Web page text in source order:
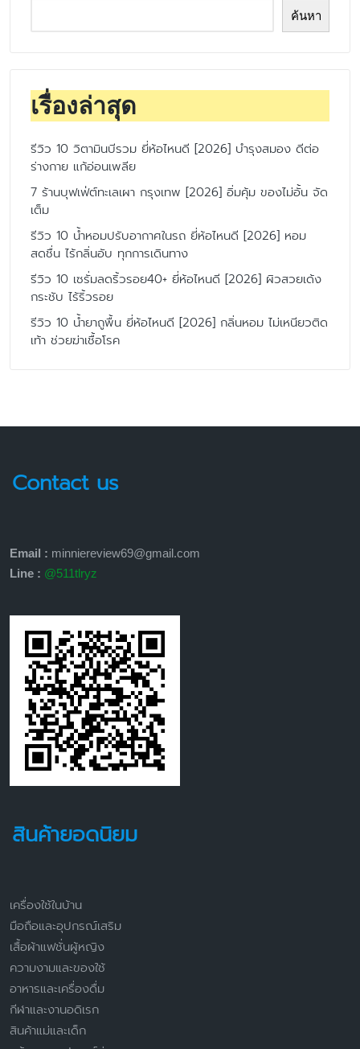
ค้นหา
เรื่องล่าสุด
รีวิว 10 วิตามินบีรวม ยี่ห้อไหนดี [2026] บำรุงสมอง ดีต่อ
ร่างกาย แก้อ่อนเพลีย
7 ร้านบุฟเฟ่ต์ทะเลเผา กรุงเทพ [2026] อิ่มคุ้ม ของไม่อั้น จัด
เต็ม
รีวิว 10 น้ำหอมปรับอากาศในรถ ยี่ห้อไหนดี [2026] หอม
สดชื่น ไร้กลิ่นอับ ทุกการเดินทาง
รีวิว 10 เซรั่มลดริ้วรอย40+ ยี่ห้อไหนดี [2026] ผิวสวยเด้ง
กระชับ ไร้ริ้วรอย
รีวิว 10 น้ำยาถูพื้น ยี่ห้อไหนดี [2026] กลิ่นหอม ไม่เหนียวติด
เท้า ช่วยฆ่าเชื้อโรค
Contact us
Email : minniereview69@gmail.com
Line : @511tlryz
สินค้ายอดนิยม
เครื่องใช้ในบ้าน
มือถือและอุปกรณ์เสริม
เสื้อผ้าแฟชั่นผู้หญิง
ความงามและของใช้
อาหารและเครื่องดื่ม
กีฬาและงานอดิเรก
สินค้าแม่และเด็ก